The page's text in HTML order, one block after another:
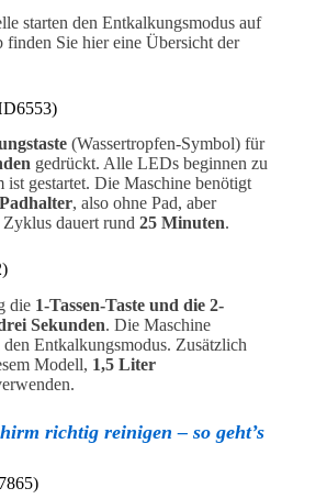
starten den Entkalkungsmodus auf
finden Sie hier eine Übersicht der
(Wassertropfen-Symbol) für
gedrückt. Alle LEDs beginnen zu
ist gestartet. Die Maschine benötigt
, also ohne Pad, aber
Zyklus dauert rund 25 Minuten.
die 1-Tassen-Taste und die 2-
Sekunden. Die Maschine
Entkalkungsmodus. Zusätzlich
Modell, 1,5 Liter
richtig reinigen – so geht’s